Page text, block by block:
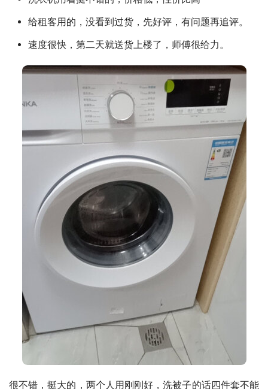
给租客用的，没看到过货，先好评，有问题再追评。
速度很快，第二天就送货上楼了，师傅很给力。
很不错，挺大的，两个人用刚刚好，洗被子的话四件套不能